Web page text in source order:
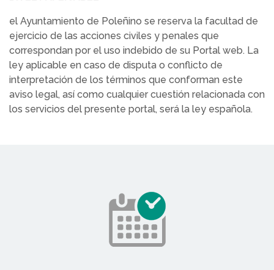
el Ayuntamiento de Poleñino se reserva la facultad de
ejercicio de las acciones civiles y penales que
correspondan por el uso indebido de su Portal web. La
ley aplicable en caso de disputa o conflicto de
interpretación de los términos que conforman este
aviso legal, así como cualquier cuestión relacionada con
los servicios del presente portal, será la ley española.